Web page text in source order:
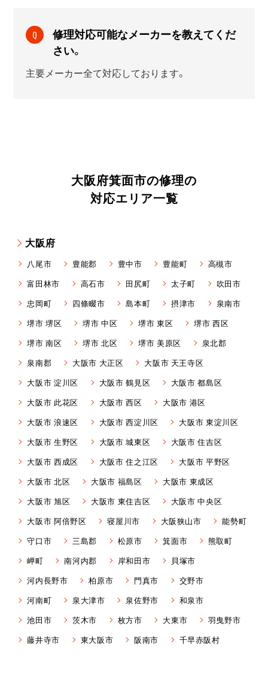
Q
修理対応可能なメーカーを教えてくだ
さい。
主要メーカー全て対応しております。
大阪府箕面市の修理の
対応エリア一覧
大阪府
八尾市 豊能郡 豊中市 豊能町
高槻市
富田林市
高石市 田尻町 太子町
吹田市
忠岡町
四條畷市 島本町 摂津市
泉南市
堺市 堺区
堺市 中区 堺市 東区
堺市 西区
堺市 南区
堺市 北区 堺市 美原区
泉北郡
泉南郡
大阪市 大正区
大阪市 天王寺区
大阪市 淀川区
大阪市 鶴見区
大阪市 都島区
大阪市 此花区
大阪市 西区
大阪市 港区
大阪市 浪速区
大阪市 西淀川区
大阪市 東淀川区
大阪市 生野区
大阪市 城東区
大阪市 住吉区
大阪市 西成区
大阪市 住之江区
大阪市 平野区
大阪市 北区
大阪市 福島区
大阪市 東成区
大阪市 旭区
大阪市 東住吉区
大阪市 中央区
大阪市 阿倍野区
寝屋川市 大阪狭山市
能勢町
守口市
三島郡 松原市 箕面市
熊取町
岬町
南河内郡 岸和田市
貝塚市
河内長野市
柏原市 門真市
交野市
河南町
泉大津市 泉佐野市
和泉市
池田市
茨木市 枚方市 大東市
羽曳野市
藤井寺市
東大阪市 阪南市 千早赤阪村